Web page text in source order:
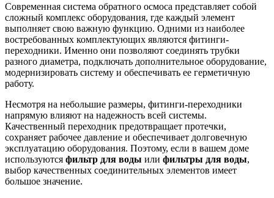
Современная система обратного осмоса представляет собой
сложный комплекс оборудования, где каждый элемент
выполняет свою важную функцию. Одними из наиболее
востребованных комплектующих являются фитинги-
переходники. Именно они позволяют соединять трубки
разного диаметра, подключать дополнительное оборудование,
модернизировать систему и обеспечивать ее герметичную
работу.
Несмотря на небольшие размеры, фитинги-переходники
напрямую влияют на надежность всей системы.
Качественный переходник предотвращает протечки,
сохраняет рабочее давление и обеспечивает долговечную
эксплуатацию оборудования. Поэтому, если в вашем доме
используются фильтр для воды или фильтры для воды,
выбор качественных соединительных элементов имеет
большое значение.